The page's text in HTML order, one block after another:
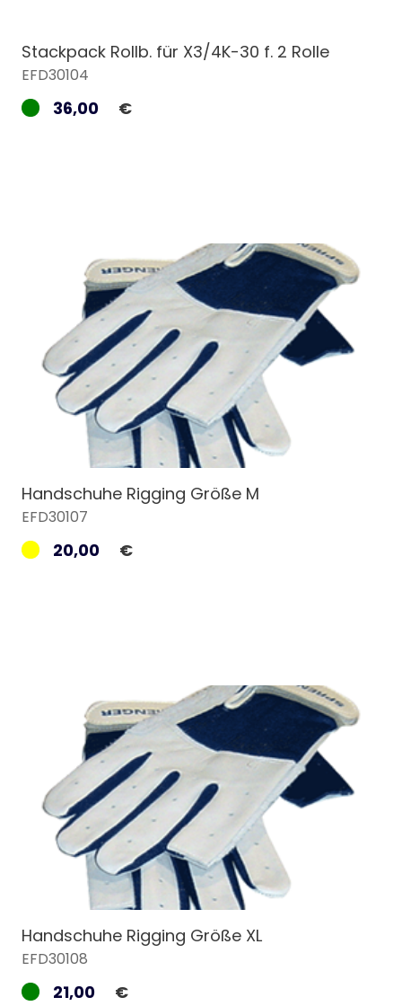
Stackpack Rollb. für X3/4K-30 f. 2 Rolle
EFD30104
36,00 €
Handschuhe Rigging Größe M
EFD30107
20,00 €
Handschuhe Rigging Größe XL
EFD30108
21,00 €